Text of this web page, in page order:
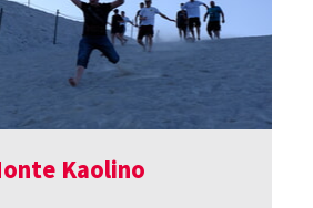
Kaolino